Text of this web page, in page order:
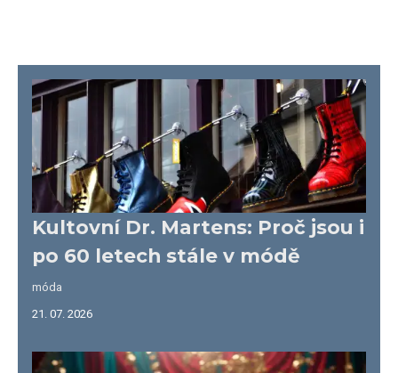
Kultovní Dr. Martens: Proč jsou i
po 60 letech stále v módě
móda
21. 07. 2026